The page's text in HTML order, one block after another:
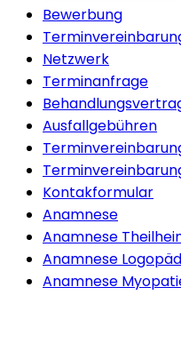
Bewerbung
Netzwerk
Terminanfrage
Ausfallgebühren
Kontakformular
Anamnese
Anamnese
Anamnese
Anamnese